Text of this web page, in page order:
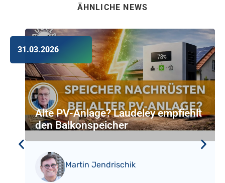
ÄHNLICHE NEWS
Alte PV-Anlage? Laudeley empfiehlt
den Balkonspeicher
Martin Jendrischik
31.03.2026